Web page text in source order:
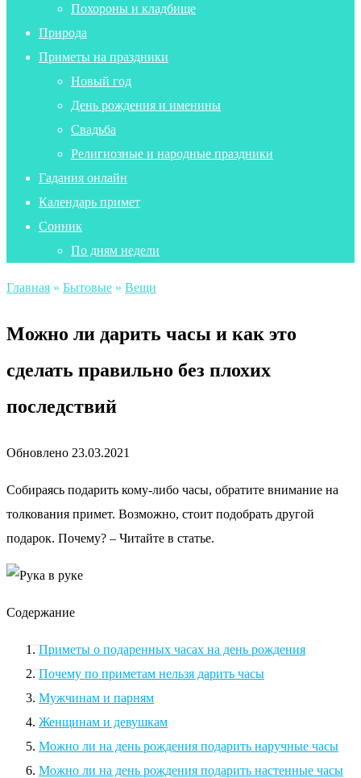
Похороны и кладбище
Природа
Приметы на праздники
Новый год
День рождения и именины
Свадьба
Религиозные и народные праздники
Гадания онлайн
Календарь примет
Сонник
По дням недели
Главная » Бытовые » Вещи
Можно ли дарить часы и как это
сделать правильно без плохих
последствий
Обновлено 23.03.2021
Собираясь подарить кому-либо часы, обратите внимание на
толкования примет. Возможно, стоит подобрать другой
подарок. Почему? – Читайте в статье.
Содержание
Приметы о подаренных часах на день рождения
Почему по приметам нельзя дарить часы
Мужчинам и парням
Женщинам и девушкам
Можно ли на день рождения подарить наручные часы
Можно ли на день рождения подарить настенные часы